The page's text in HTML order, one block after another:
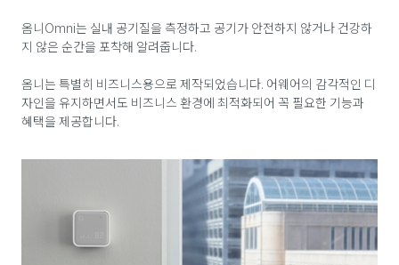
옴니Omni는 실내 공기질을 측정하고 공기가 안전하지 않거나 건강하
지 않은 순간을 포착해 알려줍니다.
옴니는 특별히 비즈니스용으로 제작되었습니다. 어웨어의 감각적인 디
자인을 유지하면서도 비즈니스 환경에 최적화되어 꼭 필요한 기능과
혜택을 제공합니다.